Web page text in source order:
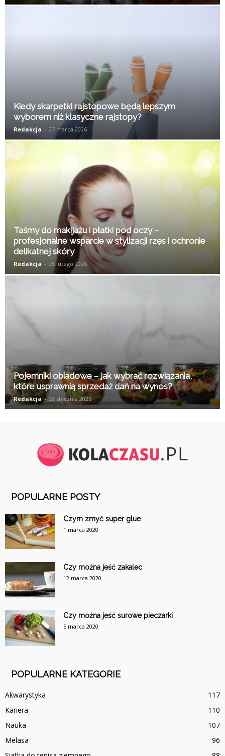
Kiedy skarpetki rajstopowe będą lepszym
wyborem niż klasyczne rajstopy?
Redakcja - 27 marca 2026
Taśmy do makijażu i płatki pod oczy –
profesjonalne wsparcie w stylizacji rzęs i ochronie
delikatnej skóry
Redakcja - 25 lutego 2026
Pojemniki obiadowe – jak wybrać rozwiązania,
które usprawnią sprzedaż dań na wynos?
Redakcja - 28 stycznia 2026
POPULARNE POSTY
Czym zmyć super glue
1 marca 2020
Czy można jeść zakalec
12 marca 2020
Czy można jeść surowe pieczarki
5 marca 2020
POPULARNE KATEGORIE
Akwarystyka
117
Kariera
110
Nauka
107
Melasa
96